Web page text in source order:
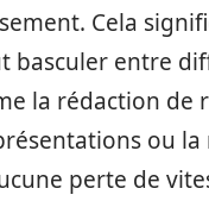
Cela
basculer entre
la rédaction de
ou la
perte de